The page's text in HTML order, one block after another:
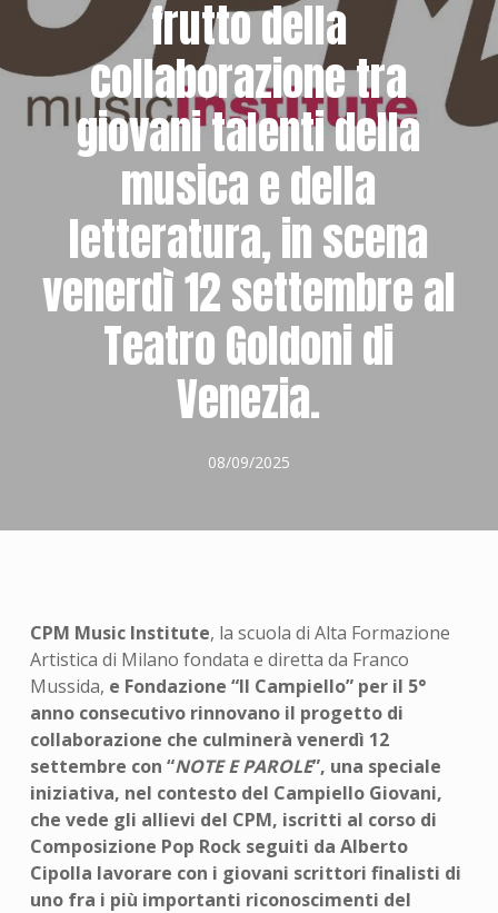
frutto della
collaborazione tra
giovani talenti della
musica e della
letteratura, in scena
venerdì 12 settembre al
Teatro Goldoni di
Venezia.
08/09/2025
CPM Music Institute, la scuola di Alta Formazione
Artistica di Milano fondata e diretta da Franco
Mussida, e Fondazione “Il Campiello” per il 5°
anno consecutivo rinnovano il progetto di
collaborazione che culminerà venerdì 12
settembre con “NOTE E PAROLE”, una speciale
iniziativa, nel contesto del Campiello Giovani,
che vede gli allievi del CPM, iscritti al corso di
Composizione Pop Rock seguiti da Alberto
Cipolla lavorare con i giovani scrittori finalisti di
uno fra i più importanti riconoscimenti del